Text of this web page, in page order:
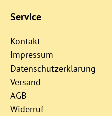
Service
Kontakt
Impressum
Datenschutzerklärung
Versand
AGB
Widerruf